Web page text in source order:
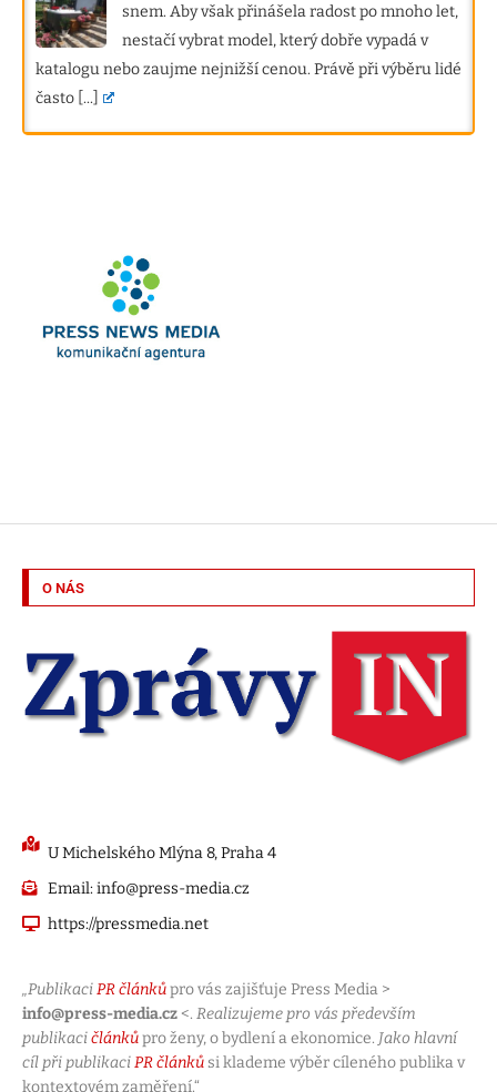
snem. Aby však přinášela radost po mnoho let,
nestačí vybrat model, který dobře vypadá v
katalogu nebo zaujme nejnižší cenou. Právě při výběru lidé
často [...]
O NÁS
U Michelského Mlýna 8, Praha 4
Email: info@press-media.cz
https://pressmedia.net
„PublikaciPR článkůpro vás zajišťuje Press Media >
info@press-media.cz <. Realizujeme pro vás především
publikacičlánkůpro ženy, o bydlení a ekonomice. Jako hlavní
cíl při publikaciPR článků si klademe výběr cíleného publika v
kontextovém zaměření.“